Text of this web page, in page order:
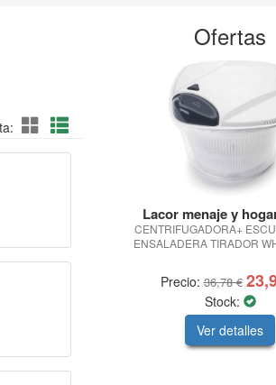
Ofertas
Lacor menaje y
CENTRIFUGADORA+
ENSALADERA TIRADOR
Precio:36,78 €
Stock:
Ver detalles